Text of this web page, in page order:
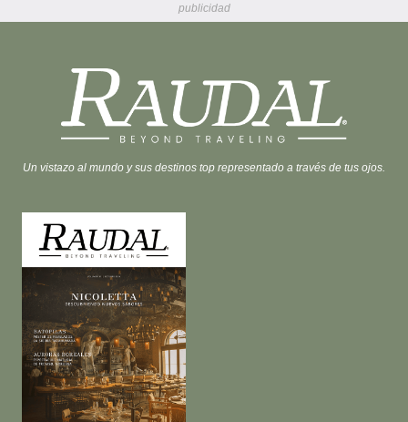
publicidad
Un vistazo al mundo y sus destinos top representado a través de tus ojos.